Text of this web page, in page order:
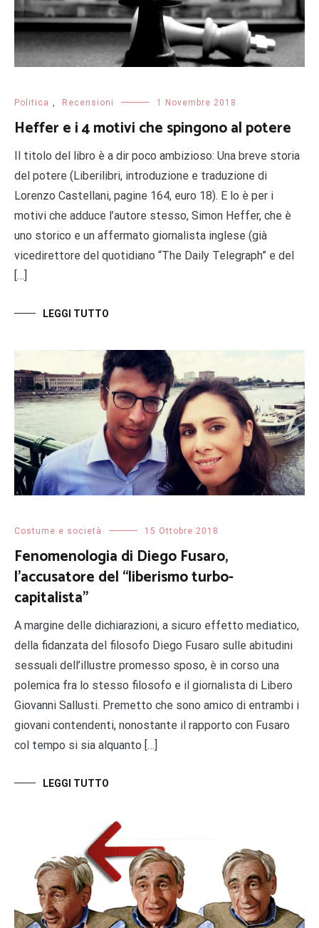
Politica , Recensioni 1 Novembre 2018
Heffer e i 4 motivi che spingono al potere
Il titolo del libro è a dir poco ambizioso: Una breve storia
del potere (Liberilibri, introduzione e traduzione di
Lorenzo Castellani, pagine 164, euro 18). E lo è per i
motivi che adduce l’autore stesso, Simon Heffer, che è
uno storico e un affermato giornalista inglese (già
vicedirettore del quotidiano “The Daily Telegraph” e del
[…]
LEGGI TUTTO
Costume e società 15 Ottobre 2018
Fenomenologia di Diego Fusaro,
l’accusatore del “liberismo turbo-
capitalista”
A margine delle dichiarazioni, a sicuro effetto mediatico,
della fidanzata del filosofo Diego Fusaro sulle abitudini
sessuali dell’illustre promesso sposo, è in corso una
polemica fra lo stesso filosofo e il giornalista di Libero
Giovanni Sallusti. Premetto che sono amico di entrambi i
giovani contendenti, nonostante il rapporto con Fusaro
col tempo si sia alquanto […]
LEGGI TUTTO